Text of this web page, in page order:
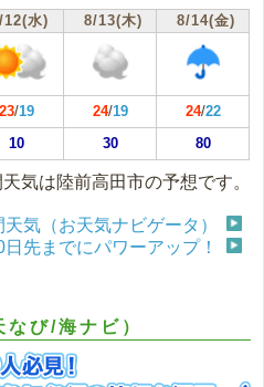
12(水) 8/13(木) 8/14(金)
23/19 24/19 24/22
10 30 80
気は陸前高田市の予想です。
気（お天気ナビゲータ）
先までにパワーアップ！
び/海ナビ）